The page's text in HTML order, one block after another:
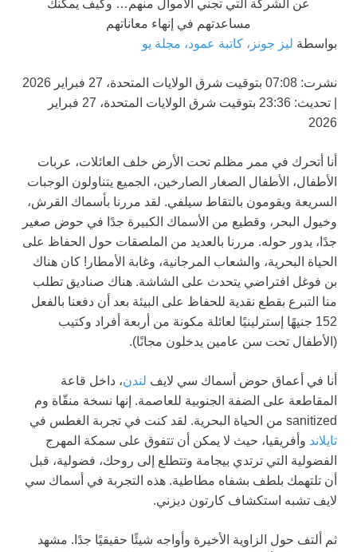
بواسطة ليز جونز، كاتبة عمود، مجلة يو
نشرت: 07:08 بتوقيت شرق الولايات المتحدة، 27 فبراير 2026
تحديث:
23:36 بتوقيت شرق الولايات المتحدة، 27 فبراير
2026
أنا أتحرك في ممر مظلم تحت الأرض خلف العائلات، عربات
الأطفال، الأطفال الصغار الصارخين، الجميع يتناولون الوجبات
السريعة ويقومون بالتقاط سيلفي. لقد مررنا بأسماك القرش،
وخيول البحر، وقطيع من الأسماك الكبيرة جدًا في حوض صغير
جدًا، يدور حوله. مررنا بالعديد من الملصقات حول الحفاظ على
الحياة البحرية، والشعاب المرجانية، وغابة الأمطار! كان هناك
بن فوغل افتراضي يتحدث على الشاشة. هناك صناديق تطلب
منا التبرع بقطع نقدية للحفاظ على البيئة بعد أن دفعنا بالفعل
152 جنيهًا إسترلينيًا لعائلة مكونة من أربعة أفراد وكتيب
(الأطفال تحت سن عامين يدخلون مجانًا).
أنا في أعماق حوض أسماك سي لايف لندن، داخل قاعة
المقاطعة على الضفة الجنوبية للعاصمة. إنها نسخة منقّاة وم
sanitized من الحياة البحرية. لقد كنت في تجربة الغطس في
تايلاند وأفريقيا، حيث لا يمكن أن تتفوق على سمكة المهرج
الفضولية التي ترتدي بيجامة وتتطلع إلى روحك، فضولية، قبل
أن تلتهمك بلطف بشفاه مطاطية. هذه التجربة في أسماك سي
لايف تشبه استكشاف كارتون ديزني.
ثم ألتف حول الزاوية الأخيرة وأواجه شيئًا حقيقيًا جدًا. مشهد